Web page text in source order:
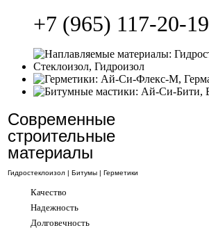
+7 (965) 117-20-19
Современные
строительные
материалы
Гидростеклоизол | Битумы | Герметики
Качество
Надежность
Долговечность